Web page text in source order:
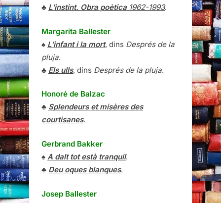
♣ L’instint. Obra poètica1962-1993.
Margarita Ballester
♠ L’infant i la mort, dins Després de la
pluja.
♣ Els ulls, dins Després de la pluja.
Honoré de Balzac
♣ Splendeurs et misères des
courtisanes.
Gerbrand Bakker
♠ A dalt tot està tranquil.
♣ Deu oques blanques.
Josep Ballester